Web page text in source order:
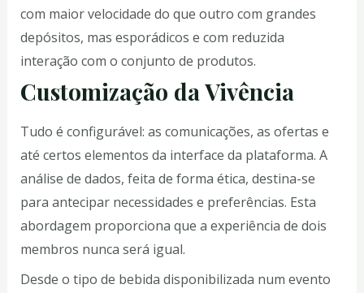
com maior velocidade do que outro com grandes
depósitos, mas esporádicos e com reduzida
interação com o conjunto de produtos.
Customização da Vivência
Tudo é configurável: as comunicações, as ofertas e
até certos elementos da interface da plataforma. A
análise de dados, feita de forma ética, destina-se
para antecipar necessidades e preferências. Esta
abordagem proporciona que a experiência de dois
membros nunca será igual.
Desde o tipo de bebida disponibilizada num evento